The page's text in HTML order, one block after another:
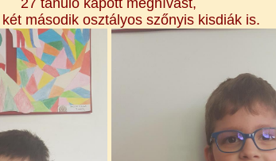
27 tanuló kapott meghívást,
két második osztályos szőnyis kisdiák is.